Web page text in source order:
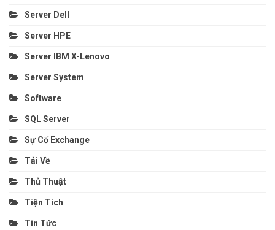
Server Dell
Server HPE
Server IBM X-Lenovo
Server System
Software
SQL Server
Sự Cố Exchange
Tải Về
Thủ Thuật
Tiện Tích
Tin Tức